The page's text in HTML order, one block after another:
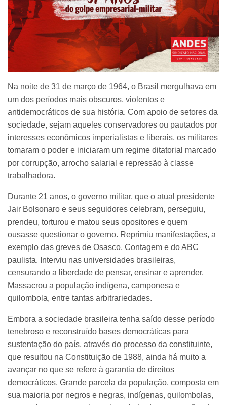
Na noite de 31 de março de 1964, o Brasil mergulhava em
um dos períodos mais obscuros, violentos e
antidemocráticos de sua história. Com apoio de setores da
sociedade, sejam aqueles conservadores ou pautados por
interesses econômicos imperialistas e liberais, os militares
tomaram o poder e iniciaram um regime ditatorial marcado
por corrupção, arrocho salarial e repressão à classe
trabalhadora.
Durante 21 anos, o governo militar, que o atual presidente
Jair Bolsonaro e seus seguidores celebram, perseguiu,
prendeu, torturou e matou seus opositores e quem
ousasse questionar o governo. Reprimiu manifestações, a
exemplo das greves de Osasco, Contagem e do ABC
paulista. Interviu nas universidades brasileiras,
censurando a liberdade de pensar, ensinar e aprender.
Massacrou a população indígena, camponesa e
quilombola, entre tantas arbitrariedades.
Embora a sociedade brasileira tenha saído desse período
tenebroso e reconstruído bases democráticas para
sustentação do país, através do processo da constituinte,
que resultou na Constituição de 1988, ainda há muito a
avançar no que se refere à garantia de direitos
democráticos. Grande parcela da população, composta em
sua maioria por negros e negras, indígenas, quilombolas,